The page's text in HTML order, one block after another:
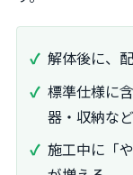
解体後に、
標準仕様に
器・収納な
施工中に「